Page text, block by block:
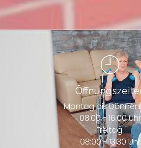
Montag bis
08:00 - 16:00 Uhr
Freitag:
08:00 - 13:30 Uhr